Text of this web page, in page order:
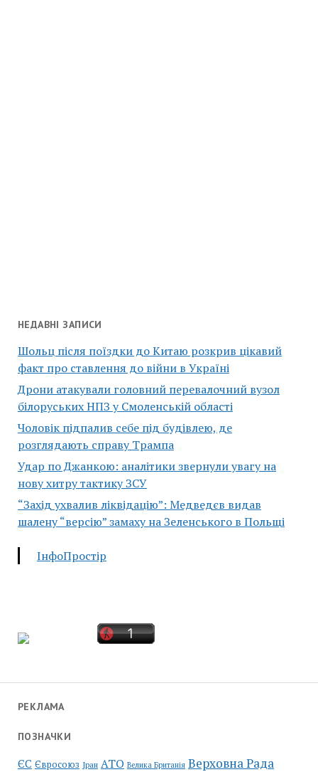
НЕДАВНІ ЗАПИСИ
Шольц після поїздки до Китаю розкрив цікавий
факт про ставлення до війни в Україні
Дрони атакували головний перевалочний вузол
білоруських НПЗ у Смоленській області
Чоловік підпалив себе під будівлею, де
розглядають справу Трампа
Удар по Джанкою: аналітики звернули увагу на
нову хитру тактику ЗСУ
“Захід ухвалив ліквідацію”: Медведєв видав
шалену “версію” замаху на Зеленського в Польщі
ІнфоПростір
РЕКЛАМА
ПОЗНАЧКИ
ЄС Євросоюз Іран АТО Велика Британія Верховна Рада